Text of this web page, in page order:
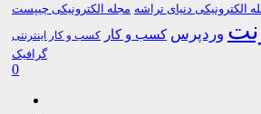
الکترونیکی دنیای تراشه مجله الکترونیکی چیپست
وردپرس کسب و کار کسب و کار اینترنتی
گرافیک
0